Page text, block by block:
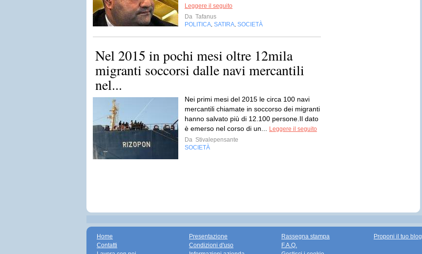
Leggere il seguito
Da Tafanus
POLITICA SATIRA SOCIETÀ
Nel 2015 in pochi mesi oltre 12mila
migranti soccorsi dalle navi mercantili
nel...
Nei primi mesi del 2015 le circa 100 navi
mercantili chiamate in soccorso dei migranti
hanno salvato più di 12.100 persone.Il dato
è emerso nel corso di un...
Leggere il seguito
Da Stivalepensante
SOCIETÀ
Home
Contatti
Presentazione
Condizioni d'uso
Rassegna stampa
F.A.Q.
Proponi il tuo blog